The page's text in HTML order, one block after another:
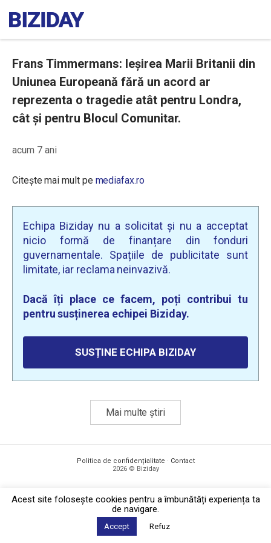
Frans Timmermans: Ieșirea Marii Britanii din
Uniunea Europeană fără un acord ar
reprezenta o tragedie atât pentru Londra,
cât și pentru Blocul Comunitar.
acum 7 ani
Citește mai mult pe mediafax.ro
Echipa Biziday nu a solicitat și nu a acceptat
nicio formă de finanțare din fonduri
guvernamentale. Spațiile de publicitate sunt
limitate, iar reclama neinvazivă.
Dacă îți place ce facem, poți contribui tu
pentru susținerea echipei Biziday.
SUSȚINE ECHIPA BIZIDAY
Mai multe știri
Politica de confidențialitate · Contact
2026 © Biziday
Acest site foloseşte cookies pentru a îmbunătăți experiența ta
de navigare.
Accept Refuz